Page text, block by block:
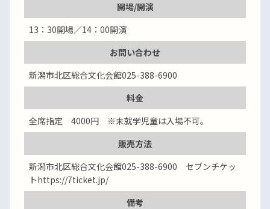
開場/開演
13：30開場／14：00開演
お問い合わせ
新潟市北区総合文化会館025-388-6900
料金
全席指定 4000円 ※未就学児童は入場不可。
販売方法
新潟市北区総合文化会館025-388-6900 セブンチケッ
トhttps://7ticket.jp/
備考